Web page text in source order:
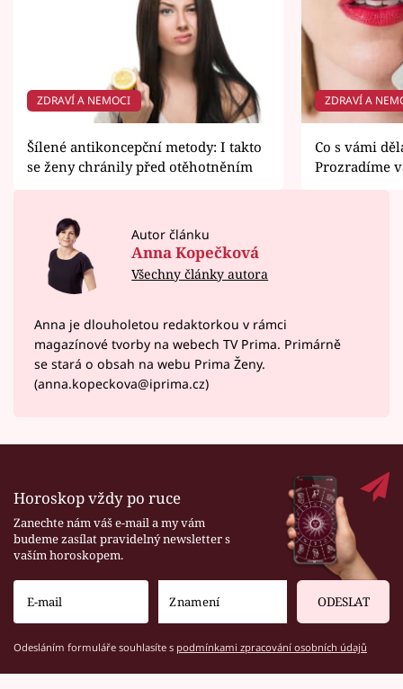
ZDRAVÍ A NEMOCI
Šílené antikoncepční metody: I takto
se ženy chránily před otěhotněním
ZDRAVÍ A
Co s vámi
Prozradíme
Autor článku
Anna Kopečková
Všechny články autora
Anna je dlouholetou redaktorkou v rámci
magazínové tvorby na webech TV Prima. Primárně
se stará o obsah na webu Prima Ženy.
(anna.kopeckova@iprima.cz)
Horoskop vždy po ruce
Zanechte nám váš e-mail a my vám
budeme zasílat pravidelný newsletter s
vaším horoskopem.
ODESLAT
Odesláním formuláře souhlasíte s podmínkami zpracování osobních údajů